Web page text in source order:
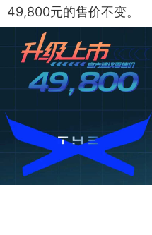
49,800元的售价不变。